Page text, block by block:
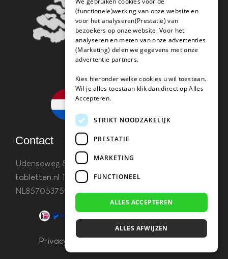
Contact
Udenseweg 8B 5405 PA Udeninfo(@)koffie-
tabletten.nl Tel. 085 782 5578KvK 67529623 Btw:
NL857053759B01
Privacy & Cookies–Algemene Voorwaarden
(functionele)werking van onze website en
voor het analyseren(Prestatie) van
bezoekers op onze website. Voor het
analyseren en meten van onze advertenties
(Marketing) delen we gegevens met onze
advertentie partners.
Kies hieronder welke cookies u wil toestaan.
Wil je alles toestaan klik dan direct op Alles
Accepteren.
STRIKT NOODZAKELIJK
PRESTATIE
MARKETING
FUNCTIONEEL
ALLES ACCEPTEREN
ALLES AFWIJZEN